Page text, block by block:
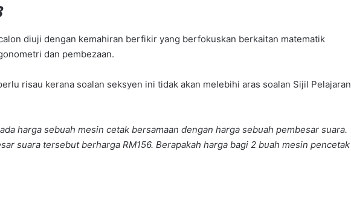
diuji dengan kemahiran berfikir yang berfokuskan berkaitan matematik
dan pembezaan.
risau kerana soalan seksyen ini tidak akan melebihi aras soalan Sijil Pelajaran
harga sebuah mesin cetak bersamaan dengan harga sebuah pembesar suara.
suara tersebut berharga RM156. Berapakah harga bagi 2 buah mesin pencetak